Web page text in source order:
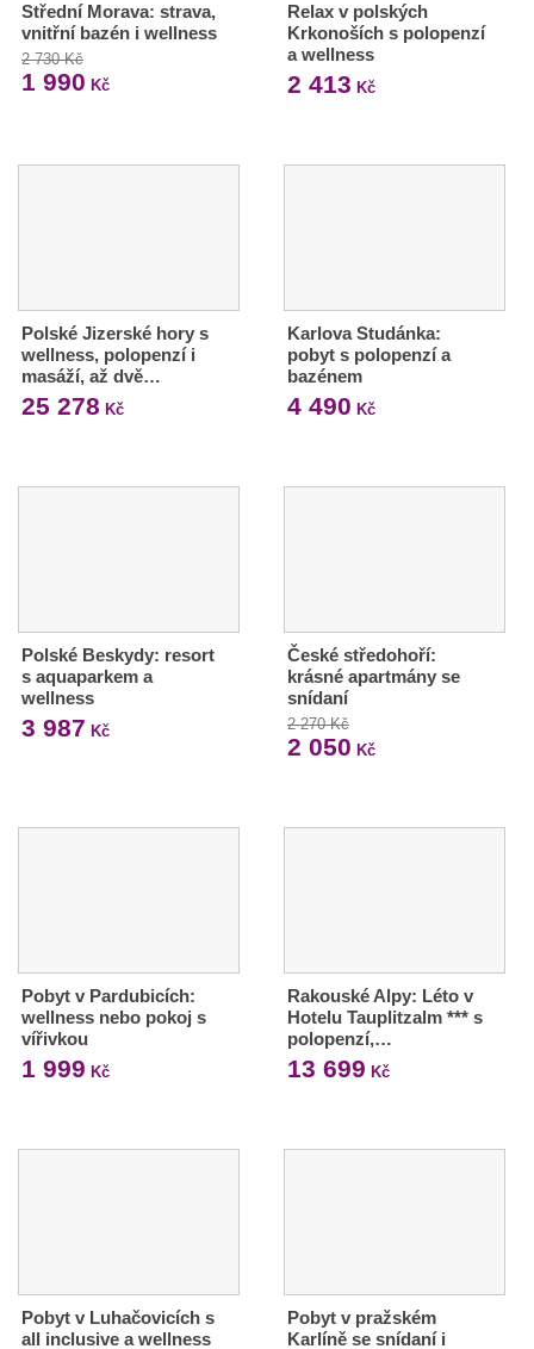
Střední Morava: strava,
vnitřní bazén i wellness
2 730 Kč
1 990 Kč
Relax v polských
Krkonoších s polopenzí
a wellness
2 413 Kč
Polské Jizerské hory s
wellness, polopenzí i
masáží, až dvě…
25 278 Kč
Karlova Studánka:
pobyt s polopenzí a
bazénem
4 490 Kč
Polské Beskydy: resort
s aquaparkem a
wellness
3 987 Kč
České středohoří:
krásné apartmány se
snídaní
2 270 Kč
2 050 Kč
Pobyt v Pardubicích:
wellness nebo pokoj s
vířivkou
1 999 Kč
Rakouské Alpy: Léto v
Hotelu Tauplitzalm *** s
polopenzí,…
13 699 Kč
Pobyt v Luhačovicích s
all inclusive a wellness
Pobyt v pražském
Karlíně se snídaní i